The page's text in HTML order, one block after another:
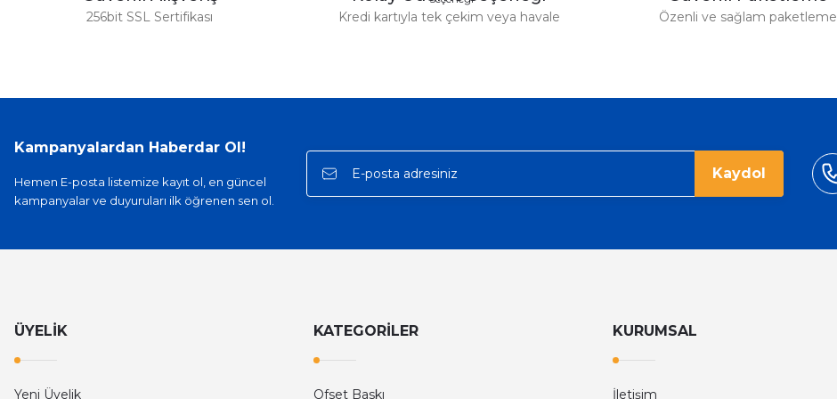
256bit SSL Sertifikası Kredi kartıyla tek çekim veya havale Özenli ve sağlam paketleme
Kampanyalardan Haberdar Ol!
Hemen E-posta listemize kayıt ol, en güncel
kampanyalar ve duyuruları ilk öğrenen sen ol.
Kaydol
ÜYELİK
Yeni Üyelik
KATEGORİLER
Ofset Baskı
KURUMSAL
İletişim